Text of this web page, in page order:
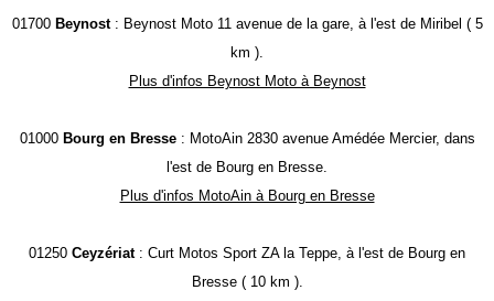
01700 Beynost: Beynost Moto 11 avenue de la gare, à l'est de Miribel ( 5
km ).
Plus d'infos Beynost Moto à Beynost
01000 Bourg en Bresse: MotoAin 2830 avenue Amédée Mercier, dans
l'est de Bourg en Bresse.
Plus d'infos MotoAin à Bourg en Bresse
01250 Ceyzériat: Curt Motos Sport ZA la Teppe, à l'est de Bourg en
Bresse ( 10 km ).